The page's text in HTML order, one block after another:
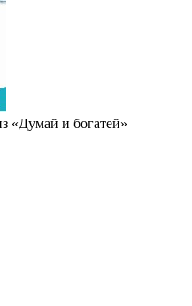
«Думай и богатей»